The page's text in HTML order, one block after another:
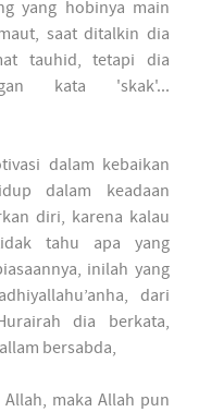
yang hobinya main
saat ditalkin dia
tauhid, tetapi dia
kata 'skak'...
dalam keadaan
diri, karena kalau
tahu apa yang
inilah yang
dari
dia berkata,
bersabda,
maka Allah pun